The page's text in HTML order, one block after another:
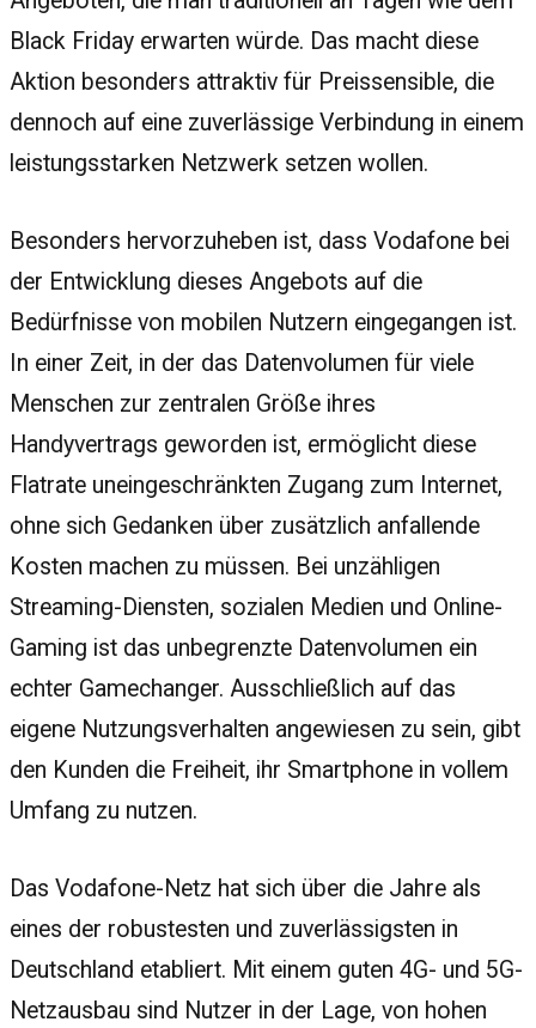
Black Friday erwarten würde. Das macht diese
Aktion besonders attraktiv für Preissensible, die
dennoch auf eine zuverlässige Verbindung in einem
leistungsstarken Netzwerk setzen wollen.
Besonders hervorzuheben ist, dass Vodafone bei
der Entwicklung dieses Angebots auf die
Bedürfnisse von mobilen Nutzern eingegangen ist.
In einer Zeit, in der das Datenvolumen für viele
Menschen zur zentralen Größe ihres
Handyvertrags geworden ist, ermöglicht diese
Flatrate uneingeschränkten Zugang zum Internet,
ohne sich Gedanken über zusätzlich anfallende
Kosten machen zu müssen. Bei unzähligen
Streaming-Diensten, sozialen Medien und Online-
Gaming ist das unbegrenzte Datenvolumen ein
echter Gamechanger. Ausschließlich auf das
eigene Nutzungsverhalten angewiesen zu sein, gibt
den Kunden die Freiheit, ihr Smartphone in vollem
Umfang zu nutzen.
Das Vodafone-Netz hat sich über die Jahre als
eines der robustesten und zuverlässigsten in
Deutschland etabliert. Mit einem guten 4G- und 5G-
Netzausbau sind Nutzer in der Lage, von hohen